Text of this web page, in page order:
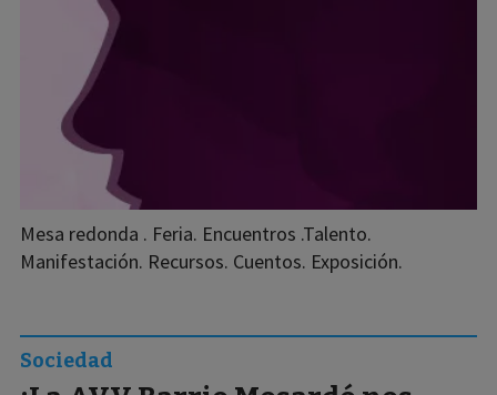
Mesa redonda . Feria. Encuentros .Talento.
Manifestación. Recursos. Cuentos. Exposición.
Sociedad